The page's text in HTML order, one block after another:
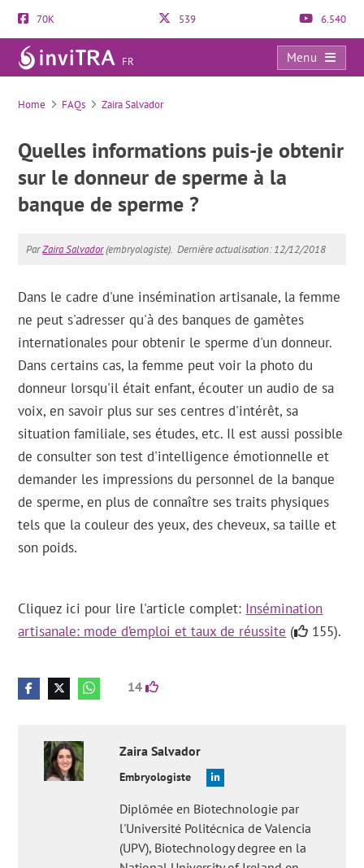
70K 539 6.540
FR
Menu
FAQs
Home FAQs Zaira Salvador
Quelles informations puis-je obtenir
sur le donneur de sperme à la
banque de sperme ?
ParZaira Salvador(embryologiste). Dernière actualisation: 12/12/2018
Dans le cadre d'une insémination artisanale, la femme
ne peut s'adresser qu'à des banques de gamètes
internationales pour obtenir le sperme d'un donneur.
Dans certains cas, la femme peut voir la photo du
donneur lorsqu'il était enfant, écouter un audio de sa
voix, en savoir plus sur ses centres d'intérêt, sa
situation familiale, ses études, etc. Il est aussi possible
de consulter son test d'intelligence émotionnelle et
demander les impressions du personnel de la banque
de sperme, en plus de connaître ses traits physiques
tels que la couleur des yeux, des cheveux, sa taille et
son poids.
Cliquez ici pour lire l'article complet: Insémination
artisanale: mode d’emploi et taux de réussite ( 155).
14
Zaira Salvador
Embryologiste
Diplômée en Biotechnologie par
l'Université Politécnica de Valencia
(UPV), Biotechnology degree en la